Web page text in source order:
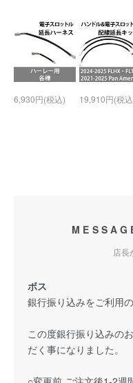
6,930円(税込) 19,910円(税
店長
ボス
銀行振り込みをご利用
この度銀行振り込みの
だく事になりました。